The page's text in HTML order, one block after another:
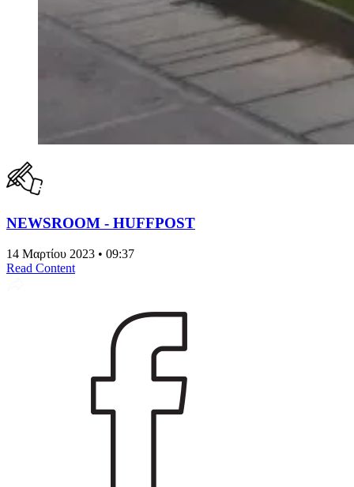
NEWSROOM - HUFFPOST
14 Μαρτίου 2023 • 09:37
Read Content